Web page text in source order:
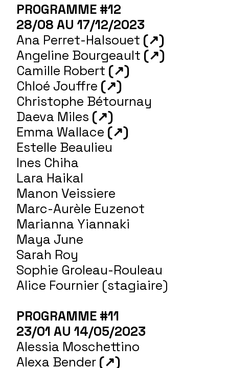
PROGRAMME #12
28/08 AU 17/12/2023
Ana Perret-Halsouet (↗)
Angeline Bourgeault (↗)
Camille Robert (↗)
Chloé Jouffre (↗)
Christophe Bétournay
Daeva Miles (↗)
Emma Wallace (↗)
Estelle Beaulieu
Ines Chiha
Lara Haikal
Manon Veissiere
Marc-Aurèle Euzenot
Marianna Yiannaki
Maya June
Sarah Roy
Sophie Groleau-Rouleau
Alice Fournier (stagiaire)
PROGRAMME #11
23/01 AU 14/05/2023
Alessia Moschettino
Alexa Bender (↗)